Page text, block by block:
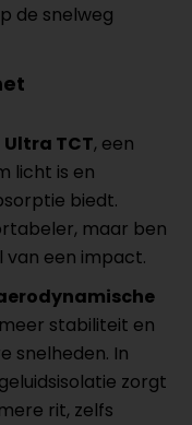
de snelweg
Ultra TCT, een
licht is en
biedt.
maar ben
van een impact.
stabiliteit en
snelheden. In
zorgt
rit, zelfs